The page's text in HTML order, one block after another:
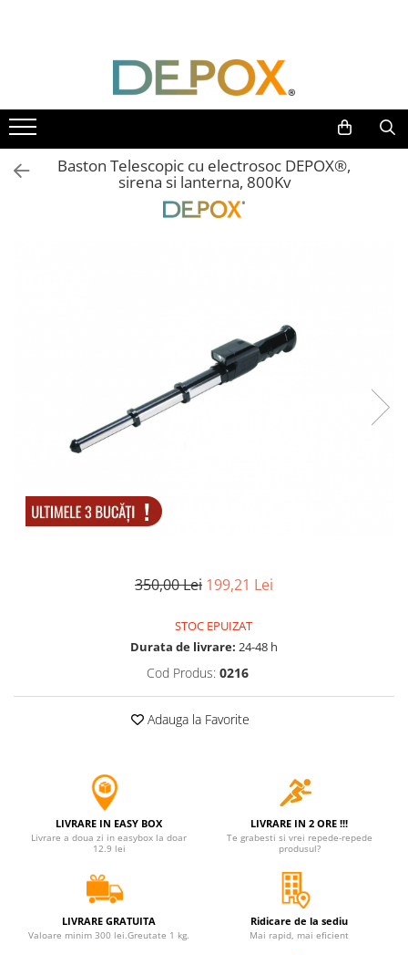
Toate Produsele
SPORT & TIMP LIBER
AUTOAPARARE
Pumnaluri si boxuri
Bastoane telescopice si nunceaguri
Briceaguri fluture & antrenament
Accesorii tactice si sport
Accesori camping & drumetii
Seturi de cutite & accesorii
vanatoare si tactice
Prastii profesionale de vanatoare
Arme sporturi de precizie
Costume si seturi pentru copii
Accesorii costume copii
Jucarii antistres
doors & stitch
Instrumente muzicale de jucarie
Baston Telescopic cu electrosoc DEPOX®,
sirena si lanterna, 800Kv
350,00 Lei 199,21 Lei
STOC EPUIZAT
Durata de livrare: 24-48 h
Cod Produs: 0216
Adauga la Favorite
LIVRARE IN EASY BOX
Livrare a doua zi in easybox la doar
12.9 lei
LIVRARE IN 2 ORE !!!
Te grabesti si vrei repede-repede
produsul?
LIVRARE GRATUITA
Valoare minim 300 lei.Greutate 1 kg.
Ridicare de la sediu
Mai rapid, mai eficient